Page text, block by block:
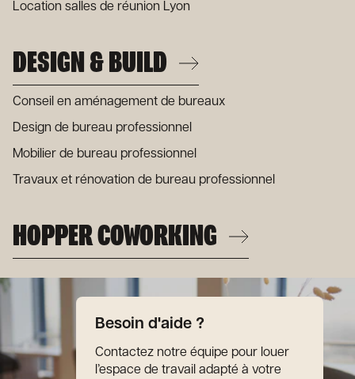
animés par Deskeo au quotidien. Nous les créons
professionnels qui vous accompagne en 360° dans dans
l’aménagement de votre espaces de travail. Conseil,
travaux, design, mobilier... On trouve votre Perfect fit ! Une
fois installés, profitez de vos lieux. On s'occupe de la
maintenance, la gestion opérationnelle et du service client
cherchent un espace à leur image.
Location salles de réunion Lyon
DESIGN & BUILD
Conseil en aménagement de bureaux
Design de bureau professionnel
Mobilier de bureau professionnel
Travaux et rénovation de bureau professionnel
HOPPER COWORKING
Besoin d'aide ?
Contactez notre équipe pour louer
l’espace de travail adapté à votre